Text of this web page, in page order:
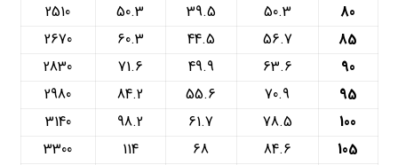
80
50.3
39.5
50.3
2510
85
56.7
44.5
60.3
2670
90
63.6
49.9
71.6
2830
95
70.9
55.6
84.2
2980
100
78.5
61.7
98.2
3140
105
84.6
68
114
3300